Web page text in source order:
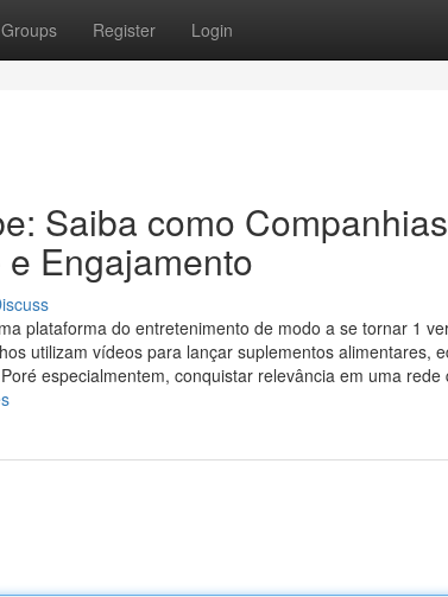
Groups Register Login
Saiba como
Engajamento
plataforma do entretenimento de modo a se tornar 1
utilizam vídeos para lançar suplementos alimentares,
especialmentem, conquistar relevância em uma rede